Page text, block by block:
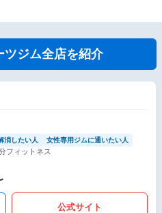
ツジム全店を紹介
消したい人 女性専用ジムに通いたい人
フィットネス
公式サイト